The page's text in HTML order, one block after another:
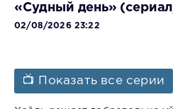
«Судный день»
02/08/2026 23:22
📺 Показать все серии